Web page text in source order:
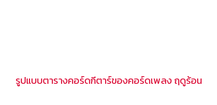
รูปแบบตารางคอร์ดกีตาร์ของคอร์ดเพลง ฤดูร้อน